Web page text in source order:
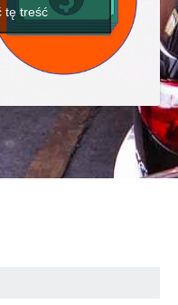
tę treść